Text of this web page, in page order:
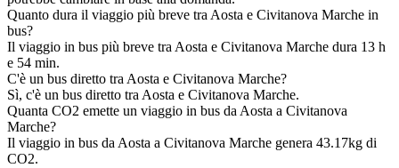
Quanto dura il viaggio più breve tra Aosta e Civitanova Marche in
bus?
Il viaggio in bus più breve tra Aosta e Civitanova Marche dura 13 h
e 54 min.
C'è un bus diretto tra Aosta e Civitanova Marche?
Sì, c'è un bus diretto tra Aosta e Civitanova Marche.
Quanta CO2 emette un viaggio in bus da Aosta a Civitanova
Marche?
Il viaggio in bus da Aosta a Civitanova Marche genera 43.17kg di
CO2.